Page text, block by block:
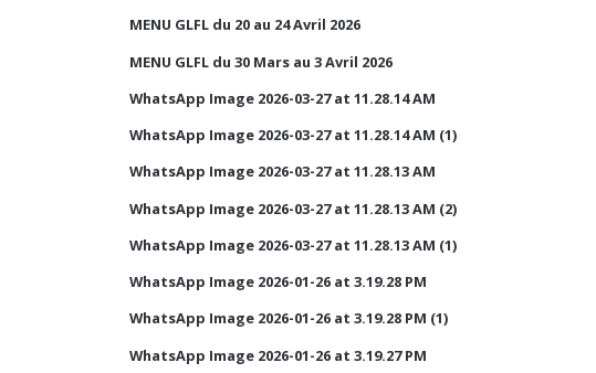
MENU GLFL du 20 au 24 Avril 2026
MENU GLFL du 30 Mars au 3 Avril 2026
WhatsApp Image 2026-03-27 at 11.28.14 AM
WhatsApp Image 2026-03-27 at 11.28.14 AM (1)
WhatsApp Image 2026-03-27 at 11.28.13 AM
WhatsApp Image 2026-03-27 at 11.28.13 AM (2)
WhatsApp Image 2026-03-27 at 11.28.13 AM (1)
WhatsApp Image 2026-01-26 at 3.19.28 PM
WhatsApp Image 2026-01-26 at 3.19.28 PM (1)
WhatsApp Image 2026-01-26 at 3.19.27 PM